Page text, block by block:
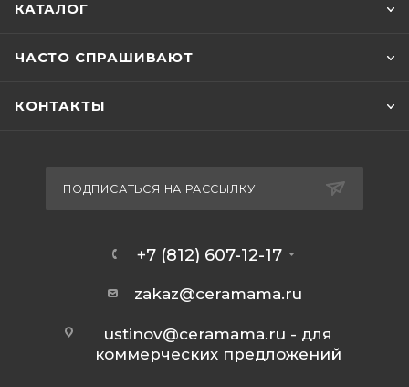
КАТАЛОГ
ЧАСТО СПРАШИВАЮТ
КОНТАКТЫ
ПОДПИСАТЬСЯ НА РАССЫЛКУ
+7 (812) 607-12-17
zakaz@ceramama.ru
ustinov@ceramama.ru - для
коммерческих предложений